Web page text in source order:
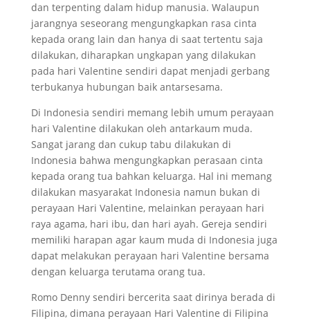
dan terpenting dalam hidup manusia. Walaupun
jarangnya seseorang mengungkapkan rasa cinta
kepada orang lain dan hanya di saat tertentu saja
dilakukan, diharapkan ungkapan yang dilakukan
pada hari Valentine sendiri dapat menjadi gerbang
terbukanya hubungan baik antarsesama.
Di Indonesia sendiri memang lebih umum perayaan
hari Valentine dilakukan oleh antarkaum muda.
Sangat jarang dan cukup tabu dilakukan di
Indonesia bahwa mengungkapkan perasaan cinta
kepada orang tua bahkan keluarga. Hal ini memang
dilakukan masyarakat Indonesia namun bukan di
perayaan Hari Valentine, melainkan perayaan hari
raya agama, hari ibu, dan hari ayah. Gereja sendiri
memiliki harapan agar kaum muda di Indonesia juga
dapat melakukan perayaan hari Valentine bersama
dengan keluarga terutama orang tua.
Romo Denny sendiri bercerita saat dirinya berada di
Filipina, dimana perayaan Hari Valentine di Filipina